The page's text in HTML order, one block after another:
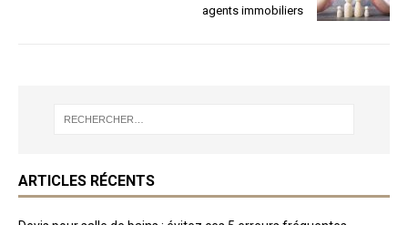
agents immobiliers
ARTICLES RÉCENTS